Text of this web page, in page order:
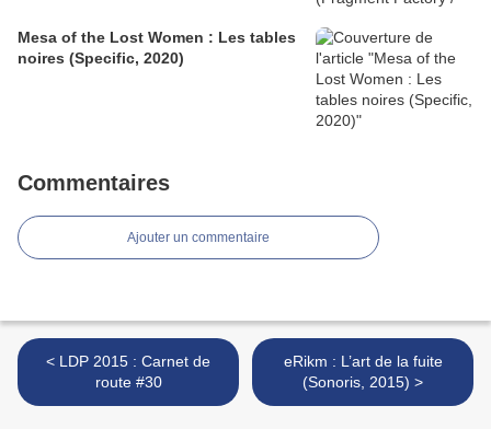
Mesa of the Lost Women : Les tables
noires (Specific, 2020)
Commentaires
Ajouter un commentaire
< LDP 2015 : Carnet de
route #30
eRikm : L’art de la fuite
(Sonoris, 2015) >